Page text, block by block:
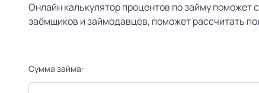
Онлайн калькулятор процентов по займу поможет
заёмщиков и займодавцев, поможет рассчитать
Сумма займа: